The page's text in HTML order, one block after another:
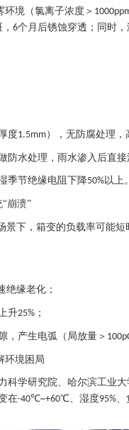
环境（氯离子浓度＞
6个月后锈蚀穿透；同时
度1.5mm），无防腐处理
防水处理，雨水渗入后直接
季节绝缘电阻下降50%以上。
崩溃”
景下，箱变的负载率可能短
绝缘老化；
升25% ；
，产生电弧（局放量＞
环境困局
科学研究院、哈尔滨工业
在-40℃~+60℃、湿度95%、